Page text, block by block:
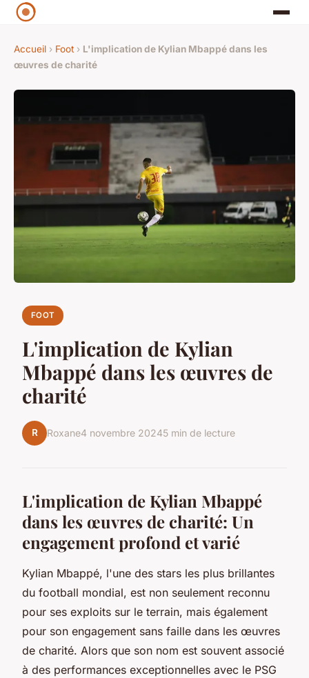
Accueil › Foot › L'implication de Kylian Mbappé dans les
œuvres de charité
FOOT
L'implication de Kylian
Mbappé dans les œuvres de
charité
R Roxane4 novembre 20245 min de lecture
L'implication de Kylian Mbappé
dans les œuvres de charité: Un
engagement profond et varié
Kylian Mbappé, l'une des stars les plus brillantes
du football mondial, est non seulement reconnu
pour ses exploits sur le terrain, mais également
pour son engagement sans faille dans les œuvres
de charité. Alors que son nom est souvent associé
à des performances exceptionnelles avec le PSG